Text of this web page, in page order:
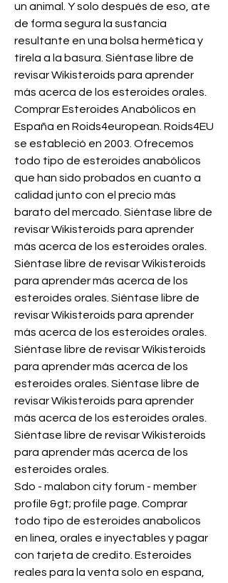
un animal. Y solo después de eso, ate
de forma segura la sustancia
resultante en una bolsa hermética y
tírela a la basura. Siéntase libre de
revisar Wikisteroids para aprender
más acerca de los esteroides orales.
Comprar Esteroides Anabólicos en
España en Roids4european. Roids4EU
se estableció en 2003. Ofrecemos
todo tipo de esteroides anabólicos
que han sido probados en cuanto a
calidad junto con el precio más
barato del mercado. Siéntase libre de
revisar Wikisteroids para aprender
más acerca de los esteroides orales.
Siéntase libre de revisar Wikisteroids
para aprender más acerca de los
esteroides orales. Siéntase libre de
revisar Wikisteroids para aprender
más acerca de los esteroides orales.
Siéntase libre de revisar Wikisteroids
para aprender más acerca de los
esteroides orales. Siéntase libre de
revisar Wikisteroids para aprender
más acerca de los esteroides orales.
Siéntase libre de revisar Wikisteroids
para aprender más acerca de los
esteroides orales.
Sdo - malabon city forum - member
profile &gt; profile page. Comprar
todo tipo de esteroides anabolicos
en linea, orales e inyectables y pagar
con tarjeta de credito. Esteroides
reales para la venta solo en espana,